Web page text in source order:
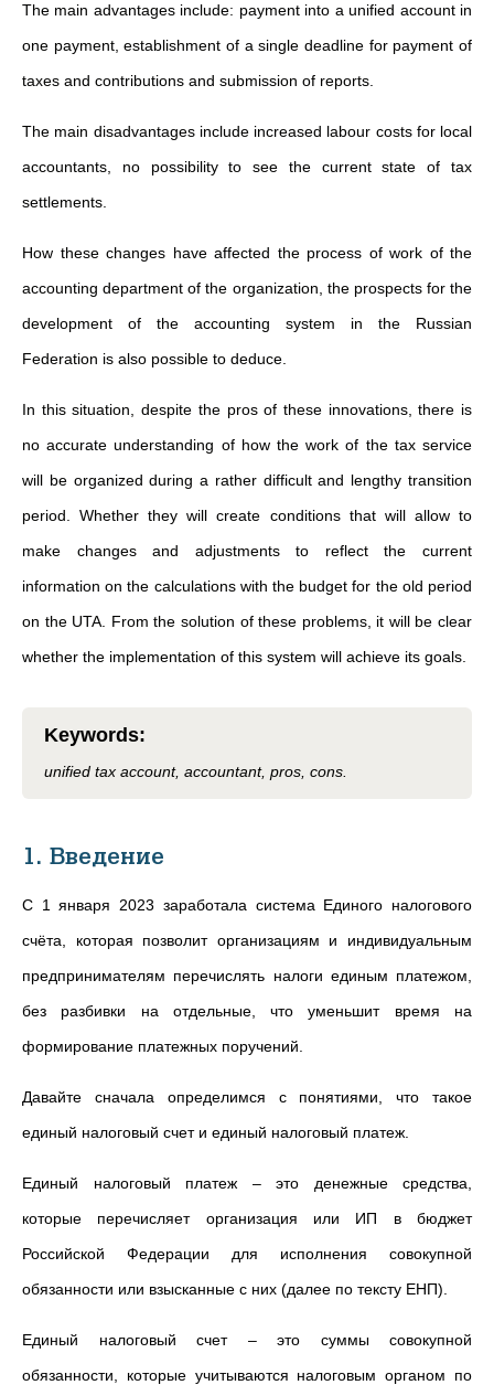
The main advantages include: payment into a unified account in
one payment, establishment of a single deadline for payment of
taxes and contributions and submission of reports.
The main disadvantages include increased labour costs for local
accountants, no possibility to see the current state of tax
settlements.
How these changes have affected the process of work of the
accounting department of the organization, the prospects for the
development of the accounting system in the Russian
Federation is also possible to deduce.
In this situation, despite the pros of these innovations, there is
no accurate understanding of how the work of the tax service
will be organized during a rather difficult and lengthy transition
period. Whether they will create conditions that will allow to
make changes and adjustments to reflect the current
information on the calculations with the budget for the old period
on the UTA. From the solution of these problems, it will be clear
whether the implementation of this system will achieve its goals.
Keywords:
unified tax account, accountant, pros, cons.
1. Введение
С 1 января 2023 заработала система Единого налогового
счёта, которая позволит организациям и индивидуальным
предпринимателям перечислять налоги единым платежом,
без разбивки на отдельные, что уменьшит время на
формирование платежных поручений.
Давайте сначала определимся с понятиями, что такое
единый налоговый счет и единый налоговый платеж.
Единый налоговый платеж –это денежные средства,
которые перечисляет организация или ИП в бюджет
Российской Федерации для исполнения совокупной
обязанности или взысканные с них (далее по тексту ЕНП).
Единый налоговый счет –это суммы совокупной
обязанности, которые учитываются налоговым органом по